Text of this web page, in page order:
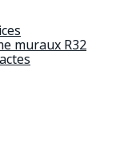
muraux R32